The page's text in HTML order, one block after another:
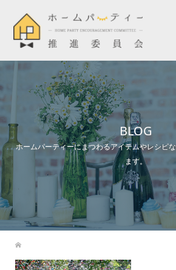
BLOG
ホームパーティーにまつわるアイテムやレシピ
ます。